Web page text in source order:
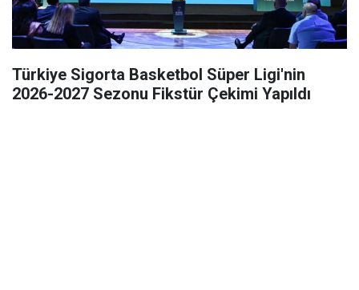
Türkiye Sigorta Basketbol Süper Ligi'nin
2026-2027 Sezonu Fikstür Çekimi Yapıldı